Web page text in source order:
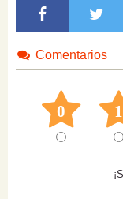
Comentarios
0 1